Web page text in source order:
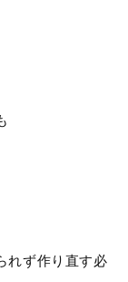
れず作り直す必